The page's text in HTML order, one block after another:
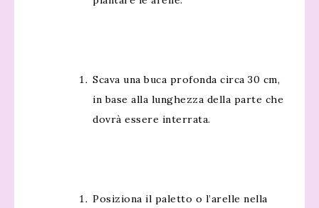
Scava una buca profonda circa 30 cm,
in base alla lunghezza della parte che
dovrà essere interrata.
Posiziona il paletto o l’arelle nella